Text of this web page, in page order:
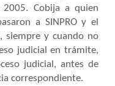
Cobija a quien
a SINPRO y el
siempre y cuando no
judicial en trámite,
judicial, antes de
correspondiente.